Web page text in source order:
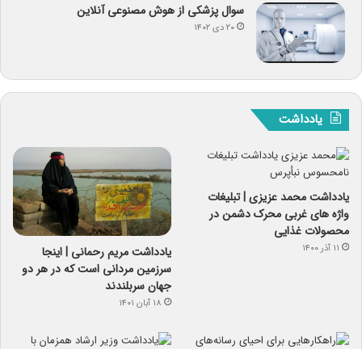
سوال پزشکی از هوش مصنوعی آنلاین
۲۰ دی ۱۴۰۲
یادداشت
یادداشت محمد عزیزی | تبلیغات
واژه های غربی محرک دشمن در
محصولات غذایی
۱۱ آذر ۱۴۰۰
یادداشت مریم رحمانی | اینجا
سرزمین مردانی است که در هر دو
جهان سربلندند
۱۸ آبان ۱۴۰۱